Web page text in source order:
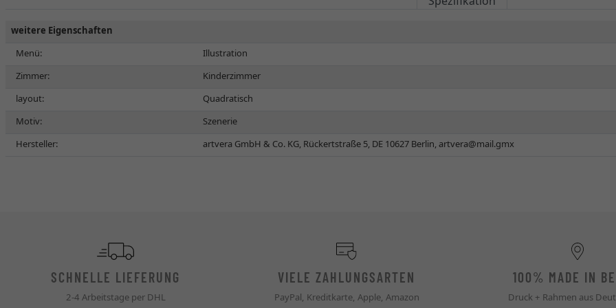
weitere Eigenschaften
Menü:
Illustration
Zimmer:
Kinderzimmer
layout:
Quadratisch
Motiv:
Szenerie
Hersteller:
artvera GmbH & Co. KG, Rückertstraße 5, DE 10627 Berlin,artvera@mail.gmx
SCHNELLE LIEFERUNG
2-4 Arbeitstage per DHL
VIELE ZAHLUNGSARTEN
PayPal, Kreditkarte, Apple, Amazon
100% MADE IN
Druck + Rahmen aus